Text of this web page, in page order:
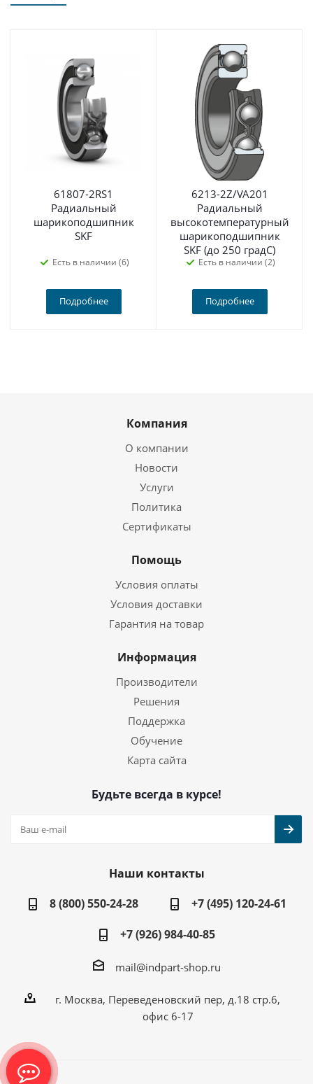
61807-2RS1
Радиальный
шарикоподшипник
SKF
Есть в наличии (6)
Подробнее
6213-2Z/VA201
Радиальный
высокотемпературный
шарикоподшипник
SKF (до 250 градС)
Есть в наличии (2)
Подробнее
Компания
О компании
Новости
Услуги
Политика
Сертификаты
Помощь
Условия оплаты
Условия доставки
Гарантия на товар
Информация
Производители
Решения
Поддержка
Обучение
Карта сайта
Будьте всегда в курсе!
Наши контакты
8 (800) 550-24-28
+7 (495) 120-24-61
+7 (926) 984-40-85
mail@indpart-shop.ru
г. Москва, Переведеновский пер, д.18 стр.6,
офис 6-17